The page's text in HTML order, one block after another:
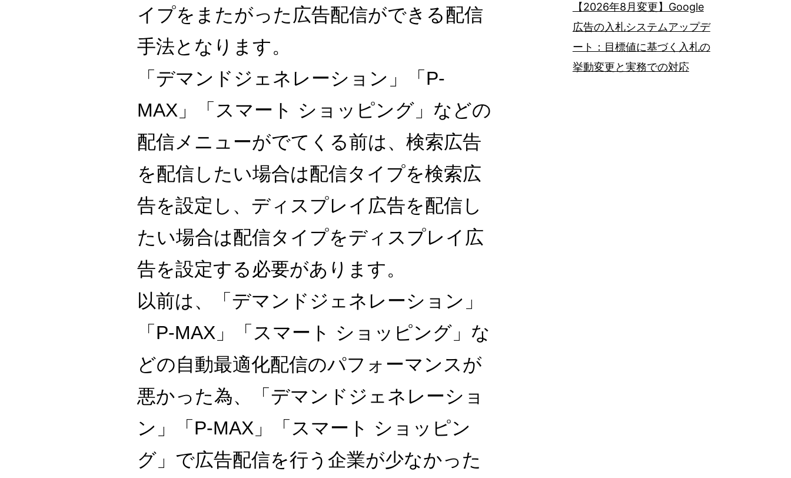
イプをまたがった広告配信ができる配信
手法となります。
「デマンドジェネレーション」「P-
MAX」「スマート ショッピング」などの
配信メニューがでてくる前は、検索広告
を配信したい場合は配信タイプを検索広
告を設定し、ディスプレイ広告を配信し
たい場合は配信タイプをディスプレイ広
告を設定する必要があります。
以前は、「デマンドジェネレーション」
「P-MAX」「スマート ショッピング」な
どの自動最適化配信のパフォーマンスが
悪かった為、「デマンドジェネレーショ
ン」「P-MAX」「スマート ショッピン
グ」で広告配信を行う企業が少なかった
【2026年8月変更】Google
広告の入札システムアップデ
ート：目標値に基づく入札の
挙動変更と実務での対応